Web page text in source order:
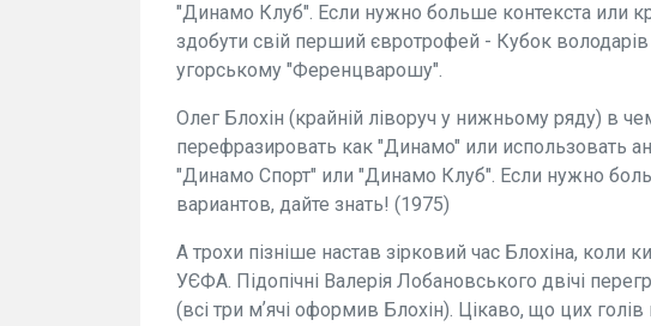
"Динамо Клуб". Если нужно больше контекста или
здобути свій перший євротрофей - Кубок володарів
угорському "Ференцварошу".
Олег Блохін (крайній ліворуч у нижньому ряду) в
перефразировать как "Динамo" или использовать
"Динамо Спорт" или "Динамо Клуб". Если нужно
вариантов, дайте знать! (1975)
А трохи пізніше настав зірковий час Блохіна, коли
УЄФА. Підопічні Валерія Лобановського двічі
(всі три мʼячі оформив Блохін). Цікаво, що цих